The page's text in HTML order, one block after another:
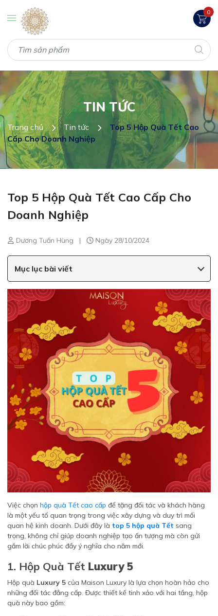
0
TIN TỨC
Trang chủ Tin tức
Top 5 Hộp Quà Tết Cao
Cấp Cho Doanh Nghiệp
Top 5 Hộp Quà Tết Cao Cấp Cho
Doanh Nghiệp
Dương Tuấn Hùng | Ngày 28/10/2024
Mục lục bài viết
Việc chọn hộp quà Tết cao cấp để tặng đối tác và khách hàng
là một yếu tố quan trọng trong việc xây dựng và duy trì mối
quan hệ kinh doanh. Dưới đây là top 5 hộp quà Tết sang
trọng, không chỉ giúp doanh nghiệp tạo ấn tượng mà còn gửi
gắm lời chúc phúc đầy ý nghĩa cho năm mới.
1. Hộp Quà Tết Luxury 5
Hộp quà Luxury 5 của Maison Luxury là lựa chọn hoàn hảo cho
những đối tác đẳng cấp. Được thiết kế tinh xảo với hai tầng, hộp
quà này bao gồm: